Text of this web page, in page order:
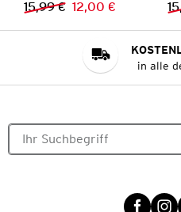
Vorheriger Preis:
15,99 € Neuer Preis:
12,00 €
in alle